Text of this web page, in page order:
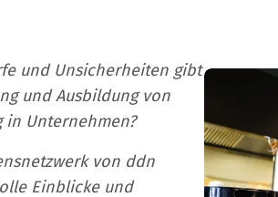
und Unsicherheiten gibt
und Ausbildung von
Unternehmen?
von ddn
Einblicke und